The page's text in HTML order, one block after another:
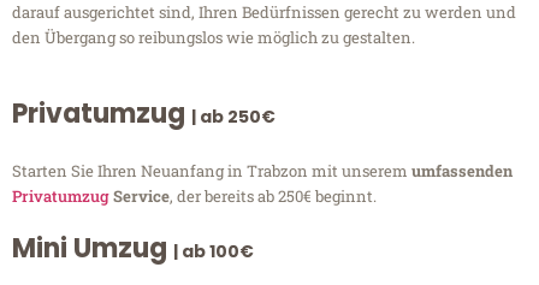
darauf ausgerichtet sind, Ihren Bedürfnissen gerecht zu werden und
den Übergang so reibungslos wie möglich zu gestalten.
Privatumzug | ab 250€
Starten Sie Ihren Neuanfang in Trabzon mit unserem umfassenden
PrivatumzugService, der bereits ab 250€ beginnt.
Mini Umzug | ab 100€